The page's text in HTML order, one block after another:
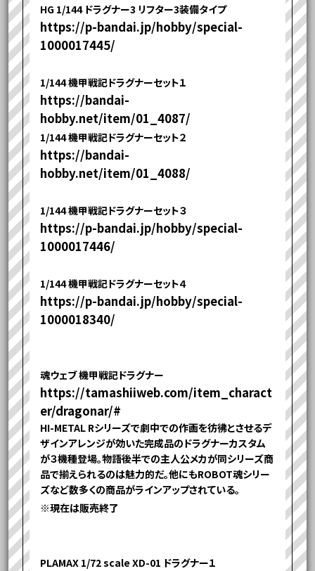
HG 1/144 ドラグナー3 リフター3装備タイプ
https://p-bandai.jp/hobby/special-
1000017445/
1/144 機甲戦記ドラグナーセット１
https://bandai-
hobby.net/item/01_4087/
1/144 機甲戦記ドラグナーセット２
https://bandai-
hobby.net/item/01_4088/
1/144 機甲戦記ドラグナーセット３
https://p-bandai.jp/hobby/special-
1000017446/
1/144 機甲戦記ドラグナーセット４
https://p-bandai.jp/hobby/special-
1000018340/
魂ウェブ 機甲戦記ドラグナー
https://tamashiiweb.com/item_charact
er/dragonar/#
HI-METAL Rシリーズで劇中での作画を彷彿とさせるデ
ザインアレンジが効いた完成品のドラグナーカスタム
が３機種登場。物語後半での主人公メカが同シリーズ商
品で揃えられるのは魅力的だ。他にもROBOT魂シリー
ズなど数多くの商品がラインアップされている。
※現在は販売終了
PLAMAX 1/72 scale XD-01 ドラグナー１